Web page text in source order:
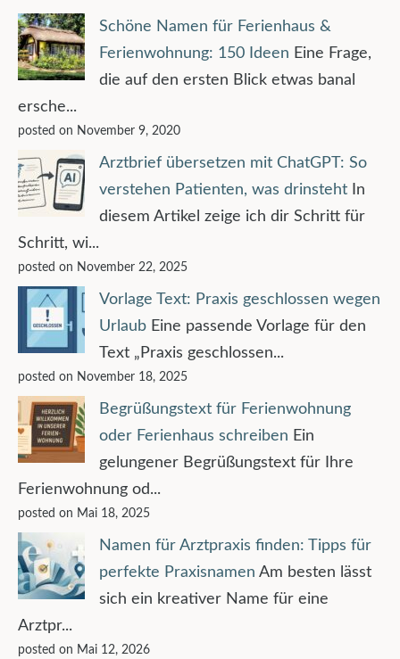
Schöne Namen für Ferienhaus &
Ferienwohnung: 150 Ideen Eine Frage,
die auf den ersten Blick etwas banal
ersche...
posted on November 9, 2020
Arztbrief übersetzen mit ChatGPT: So
verstehen Patienten, was drinsteht
In
diesem Artikel zeige ich dir Schritt für
Schritt, wi...
posted on November 22, 2025
Vorlage Text: Praxis geschlossen wegen
Urlaub Eine passende Vorlage für den
Text „Praxis geschlossen...
posted on November 18, 2025
Begrüßungstext für Ferienwohnung
oder Ferienhaus schreiben Ein
gelungener Begrüßungstext für Ihre
Ferienwohnung od...
posted on Mai 18, 2025
Namen für Arztpraxis finden: Tipps für
perfekte Praxisnamen Am besten lässt
sich ein kreativer Name für eine
Arztpr...
posted on Mai 12, 2026